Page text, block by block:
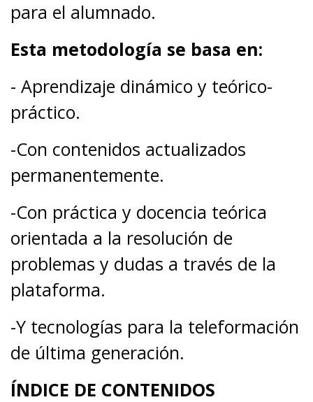
para el alumnado.
Esta metodología se basa en:
- Aprendizaje dinámico y teórico-
práctico.
-Con contenidos actualizados
permanentemente.
-Con práctica y docencia teórica
orientada a la resolución de
problemas y dudas a través de la
plataforma.
-Y tecnologías para la teleformación
de última generación.
ÍNDICE DE CONTENIDOS